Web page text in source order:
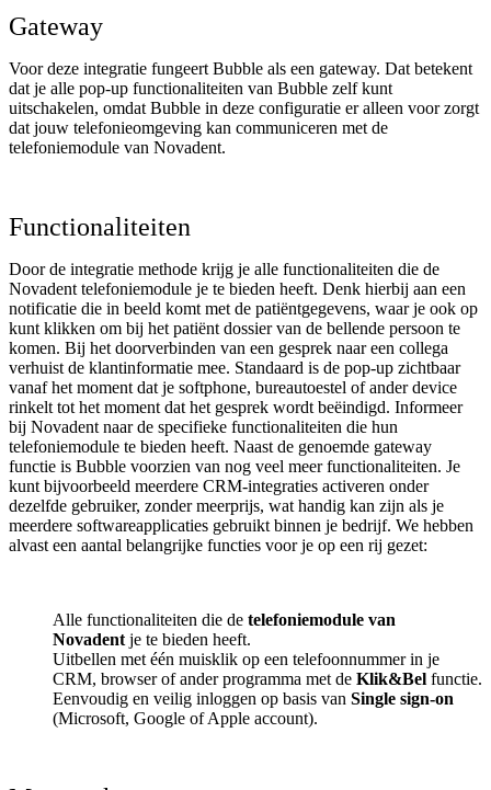
Gateway
Voor deze integratie fungeert Bubble als een gateway. Dat betekent
dat je alle pop-up functionaliteiten van Bubble zelf kunt
uitschakelen, omdat Bubble in deze configuratie er alleen voor zorgt
dat jouw telefonieomgeving kan communiceren met de
telefoniemodule van Novadent.
Functionaliteiten
Door de integratie methode krijg je alle functionaliteiten die de
Novadent telefoniemodule je te bieden heeft. Denk hierbij aan een
notificatie die in beeld komt met de patiëntgegevens, waar je ook op
kunt klikken om bij het patiënt dossier van de bellende persoon te
komen. Bij het doorverbinden van een gesprek naar een collega
verhuist de klantinformatie mee. Standaard is de pop-up zichtbaar
vanaf het moment dat je softphone, bureautoestel of ander device
rinkelt tot het moment dat het gesprek wordt beëindigd. Informeer
bij Novadent naar de specifieke functionaliteiten die hun
telefoniemodule te bieden heeft. Naast de genoemde gateway
functie is Bubble voorzien van nog veel meer functionaliteiten. Je
kunt bijvoorbeeld meerdere CRM-integraties activeren onder
dezelfde gebruiker, zonder meerprijs, wat handig kan zijn als je
meerdere softwareapplicaties gebruikt binnen je bedrijf. We hebben
alvast een aantal belangrijke functies voor je op een rij gezet:
Alle functionaliteiten die de telefoniemodule van
Novadent je te bieden heeft.
Uitbellen met één muisklik op een telefoonnummer in je
CRM, browser of ander programma met de Klik&Bel functie.
Eenvoudig en veilig inloggen op basis van Single sign-on
(Microsoft, Google of Apple account).